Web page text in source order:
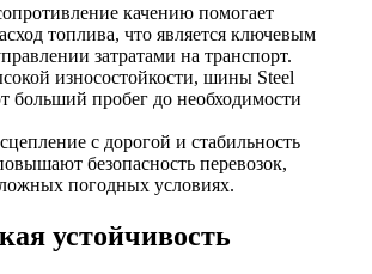
качению помогает
топлива, что является ключевым
затратами на транспорт.
износостойкости, шины Steel
больший пробег до необходимости
с дорогой и стабильность
безопасность перевозок,
погодных условиях.
устойчивость